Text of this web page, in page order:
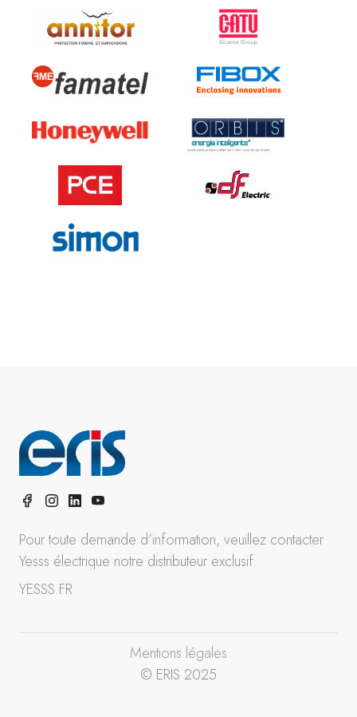
Pour toute demande d’information, veuillez contacter
Yesss électrique notre distributeur exclusif.
YESSS.FR
Mentions légales
© ERIS 2025